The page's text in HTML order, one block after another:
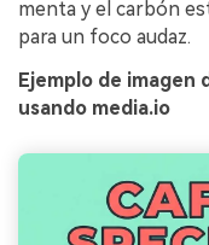
menta y el carbón
para un foco audaz.
Ejemplo de imagen
usando media.io